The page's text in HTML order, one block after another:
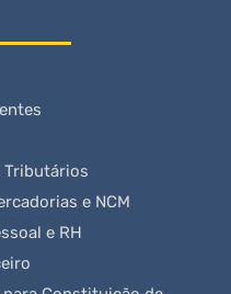
Tributários
e NCM
e RH